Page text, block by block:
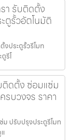
รา รับติดตั้ง
ตูรั้วอัตโนมัติ
งประตูรั้วรีโมท
รีโ
ดตั้ง ซ่อมแซ่ม
บวงจร ราคา
ปรับปรุงประตูรีโมท